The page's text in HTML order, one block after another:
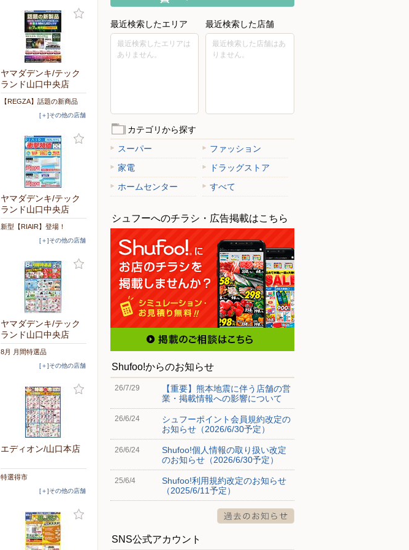
ヤマダデンキ/テック
ランド山口中央店
【REGZA】話題の新商品
[＋]その他の店舗
ヤマダデンキ/テック
ランド山口中央店
新型【RIAIR】登場！
[＋]その他の店舗
ヤマダデンキ/テック
ランド山口中央店
8月 月間特選品
[＋]その他の店舗
エディオン/山口本店
特選得市
[＋]その他の店舗
最近検索したエリア
最近検索したエリアは
ありません。
最近検索した店舗
最近検索した店舗はあ
りません。
カテゴリから探す
スーパー
ファッション
家電
ドラッグストア
ホームセンター
すべて
シュフーへのチラシ・広告掲載はこちら
Shufoo!からのお知らせ
26/7/29
【重要】熊本地震に伴う店舗の営
業・掲載情報への影響について
26/6/24
シュフーポイント会員規約改定の
お知らせ（2026/6/30予定）
26/6/24
Shufoo!個人情報の取り扱い改定
のお知らせ（2026/6/30予定）
25/6/4
Shufoo!利用規約改定のお知らせ
（2025/6/11予定）
SNS公式アカウント